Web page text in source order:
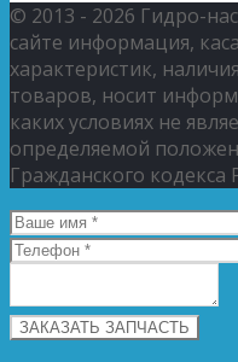
© 2013 - 2026 Гидро-
сайте информация,
характеристик,
товаров, носит
каких условиях не
определяемой
Гражданского